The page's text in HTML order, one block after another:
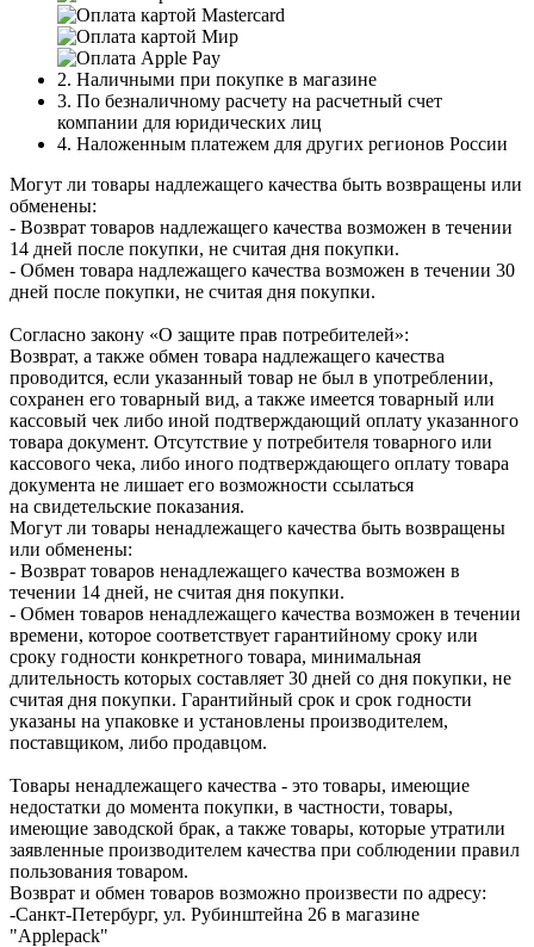
2. Наличными при покупке в магазине
3. По безналичному расчету на расчетный счет
компании для юридических лиц
4. Наложенным платежем для других регионов России
Могут ли товары надлежащего качества быть возвращены или
обменены:
- Возврат товаров надлежащего качества возможен в течении
14 дней после покупки, не считая дня покупки.
- Обмен товара надлежащего качества возможен в течении 30
дней после покупки, не считая дня покупки.
Согласно закону «О защите прав потребителей»:
Возврат, а также обмен товара надлежащего качества
проводится, если указанный товар не был в употреблении,
сохранен его товарный вид, а также имеется товарный или
кассовый чек либо иной подтверждающий оплату указанного
товара документ. Отсутствие у потребителя товарного или
кассового чека, либо иного подтверждающего оплату товара
документа не лишает его возможности ссылаться
на свидетельские показания.
Могут ли товары ненадлежащего качества быть возвращены
или обменены:
- Возврат товаров ненадлежащего качества возможен в
течении 14 дней, не считая дня покупки.
- Обмен товаров ненадлежащего качества возможен в течении
времени, которое соответствует гарантийному сроку или
сроку годности конкретного товара, минимальная
длительность которых составляет 30 дней со дня покупки, не
считая дня покупки. Гарантийный срок и срок годности
указаны на упаковке и установлены производителем,
поставщиком, либо продавцом.
Товары ненадлежащего качества - это товары, имеющие
недостатки до момента покупки, в частности, товары,
имеющие заводской брак, а также товары, которые утратили
заявленные производителем качества при соблюдении правил
пользования товаром.
Возврат и обмен товаров возможно произвести по адресу:
-Санкт-Петербург, ул. Рубинштейна 26 в магазине
"Applepack"